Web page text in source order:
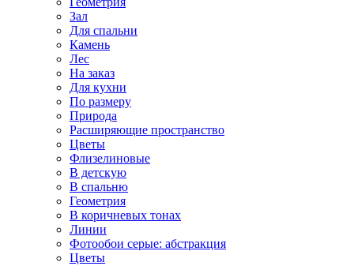
Зал
Для спальни
Камень
Лес
На заказ
Для кухни
По размеру
Природа
Расширяющие пространство
Цветы
Флизелиновые
В детскую
В спальню
Геометрия
В коричневых тонах
Линии
Фотообои серые: абстракция
Цветы